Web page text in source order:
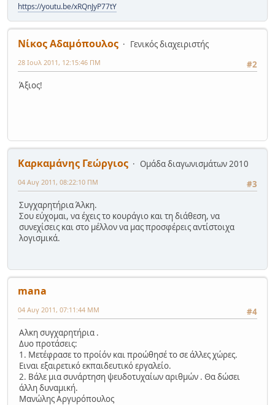
https://youtu.be/xRQnJyP77tY
Νίκος Αδαμόπουλος
Γενικός διαχειριστής
#2
28 Ιουλ 2011, 12:15:46 ΠΜ
Άξιος!
Καρκαμάνης Γεώργιος
Ομάδα διαγωνισμάτων 2010
#3
04 Αυγ 2011, 08:22:10 ΠΜ
Συγχαρητήρια Άλκη.
Σου εύχομαι, να έχεις το κουράγιο και τη διάθεση, να
συνεχίσεις και στο μέλλον να μας προσφέρεις αντίστοιχα
λογισμικά.
mana
#4
04 Αυγ 2011, 07:11:44 ΜΜ
Αλκη συγχαρητήρια .
Δυο προτάσεις:
1. Μετέφρασε το προίόν και προώθησέ το σε άλλες χώρες.
Ειναι εξαιρετικό εκπαιδευτικό εργαλείο.
2. Βάλε μια συνάρτηση ψευδοτυχαίων αριθμών . Θα δώσει
άλλη δυναμική.
Μανώλης Αργυρόπουλος